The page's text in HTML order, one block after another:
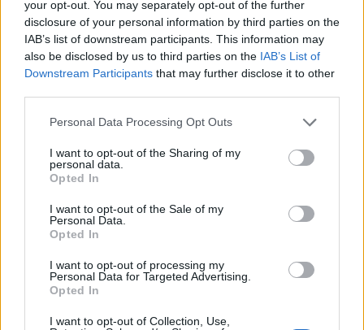
your opt-out. You may separately opt-out of the further
disclosure of your personal information by third parties on the
IAB’s list of downstream participants. This information may
also be disclosed by us to third parties on the IAB’s List of
Downstream Participants that may further disclose it to other
Personal Data Processing Opt Outs
I want to opt-out of the Sharing of my
personal data.
Opted In
I want to opt-out of the Sale of my
Personal Data.
Opted In
I want to opt-out of processing my
Personal Data for Targeted Advertising.
Opted In
I want to opt-out of Collection, Use,
holnapi augusztusra vonatkozó inflációs adatok, illetve a
csütörtöki 3 és 15 éves államkötvény-aukciók lesznek a fő
piacbefolyásoló fejlemények.Kapcsolódó
cikkünk2006.09.11 06:00Mennyire érezzük már a
Gyurcsány-csomagot? - Jön a svájci kamatdöntésVárttól
(3.4-3.5%) jelentősen...
KEDVES OLVASÓNK!
tartozik, melynek olvasása előfizetéses
regisztrációhoz kötött.
Az előfizetés a következőket tartalmazza:
Portfolio.hu teljes cikkarchívum